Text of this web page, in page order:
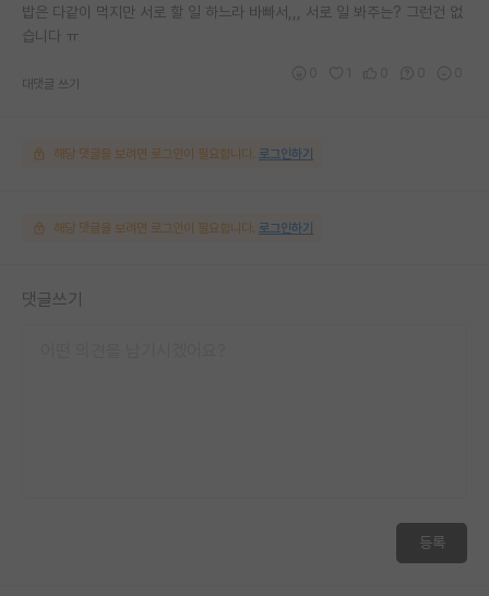
밥은 다같이 먹지만 서로 할 일 하느라 바빠서,,, 서로 일 봐주는? 그런건 없
습니다 ㅠ
대댓글 쓰기
해당 댓글을 보려면 로그인이 필요합니다. 로그인하기
해당 댓글을 보려면 로그인이 필요합니다. 로그인하기
댓글쓰기
등록